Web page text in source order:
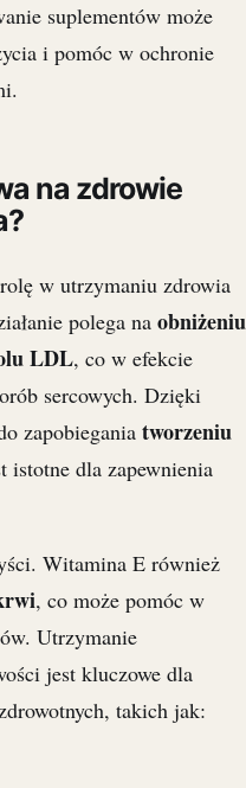
suplementów może
i pomóc w ochronie
na zdrowie
w utrzymaniu zdrowia
polega na obniżeniu
LDL, co w efekcie
sercowych. Dzięki
zapobiegania tworzeniu
istotne dla zapewnienia
Witamina E również
, co może pomóc w
Utrzymanie
jest kluczowe dla
takich jak: